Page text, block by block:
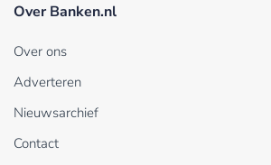
Over Banken.nl
Over ons
Adverteren
Nieuwsarchief
Contact